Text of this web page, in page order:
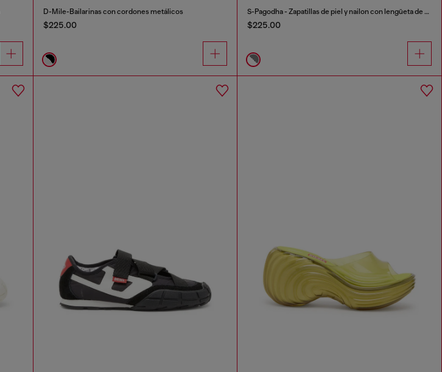
D-Mile-Bailarinas con cordones metálicos
$225.00
S-Pagodha - Zapatillas de piel y nailon con lengüeta de espuma
$225.00